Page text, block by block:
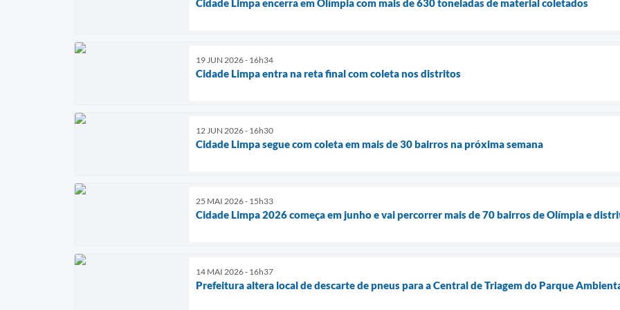
Cidade Limpa encerra em Olímpia com mais de 630 toneladas de material coletados
19 JUN 2026 - 16h34
Cidade Limpa entra na reta final com coleta nos distritos
12 JUN 2026 - 16h30
Cidade Limpa segue com coleta em mais de 30 bairros na próxima semana
25 MAI 2026 - 15h33
Cidade Limpa 2026 começa em junho e vai percorrer mais de 70 bairros de Olímpia e
14 MAI 2026 - 16h37
Prefeitura altera local de descarte de pneus para a Central de Triagem do Parque